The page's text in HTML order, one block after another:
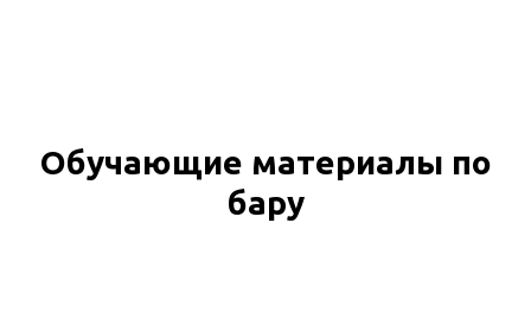
Обучающие материалы по
бару